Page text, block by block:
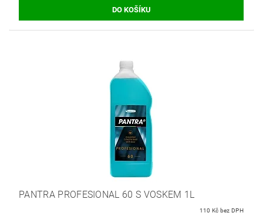
PANTRA PROFESIONAL 60 S VOSKEM 1L
110 Kč bez DPH